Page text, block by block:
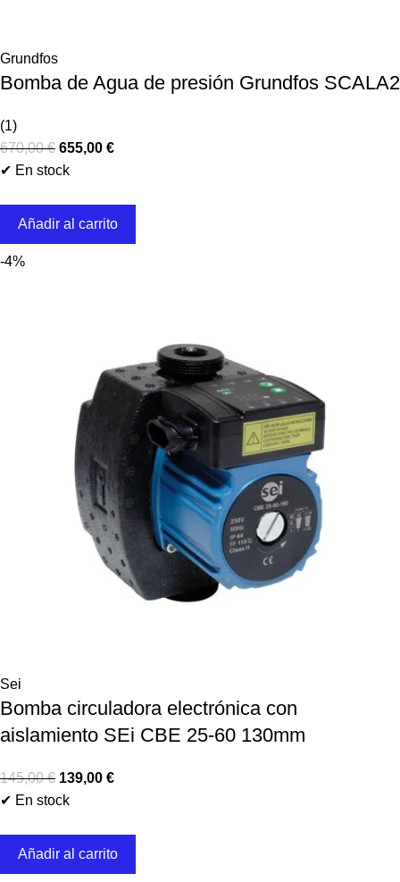
Grundfos
Bomba de Agua de presión Grundfos SCALA2
(1)
670,00€ 655,00 €
✔ En stock
Añadir al carrito
-4%
Sei
Bomba circuladora electrónica con
aislamiento SEi CBE 25-60 130mm
145,00€ 139,00 €
✔ En stock
Añadir al carrito